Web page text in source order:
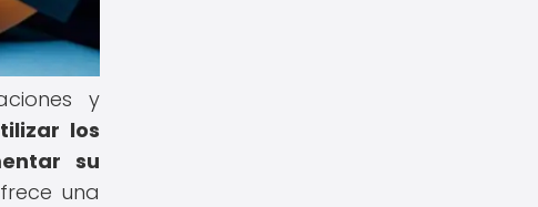
y
los
su
una